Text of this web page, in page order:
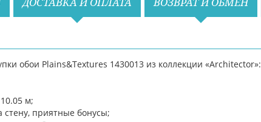
обои Plains&Textures 1430013 из коллекции «Architector»:
м;
приятные бонусы;